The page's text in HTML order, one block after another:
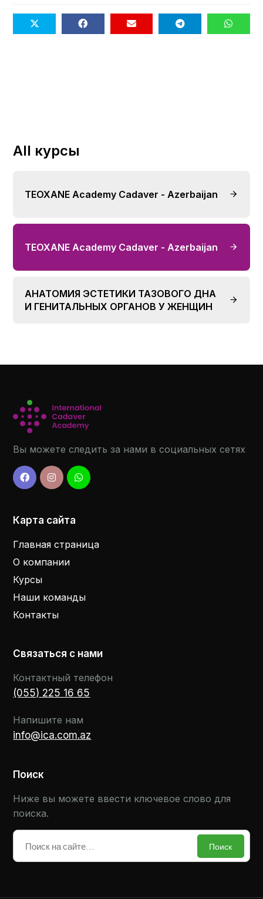
All курсы
TEOXANE Academy Cadaver - Azerbaijan
TEOXANE Academy Cadaver - Azerbaijan
АНАТОМИЯ ЭСТЕТИКИ ТАЗОВОГО ДНА
И ГЕНИТАЛЬНЫХ ОРГАНОВ У ЖЕНЩИН
Вы можете следить за нами в социальных сетях
Карта сайта
Главная страница
О компании
Курсы
Наши команды
Контакты
Связаться с нами
Контактный телефон
(055) 225 16 65
Напишите нам
info@ica.com.az
Поиск
Ниже вы можете ввести ключевое слово для
поиска.
Поиск